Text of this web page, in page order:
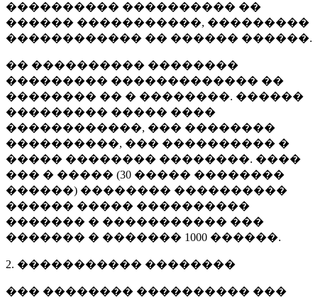
���������� ���������� ��
������ �����������, ���������
������������ �� ������ ������.
�� ���������� ��������
��������� ������������� ��
�������� �� � ��������. ������
��������� ����� ����
������������, ��� ��������
����������, ��� ���������� �
����� �������� ��������. ����
��� � ����� (30 ����� ��������
������) �������� ����������
������ ����� ����������
������� � ����������� ���
������� � ������� 1000 ������.
2. ����������� ��������
��� �������� ���������� ���